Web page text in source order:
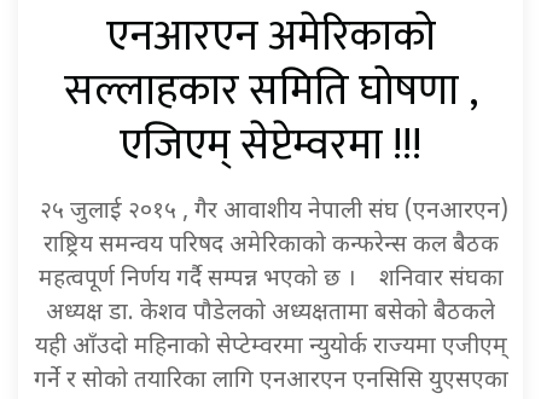
एनआरएन अमेरिकाको
सल्लाहकार समिति घोषणा ,
एजिएम् सेप्टेम्वरमा !!!
२५ जुलाई २०१५ , गैर आवाशीय नेपाली संघ (एनआरएन)
राष्ट्रिय समन्वय परिषद अमेरिकाको कन्फरेन्स कल बैठक
महत्वपूर्ण निर्णय गर्दै सम्पन्न भएको छ । शनिवार संघका
अध्यक्ष डा. केशव पौडेलको अध्यक्षतामा बसेको बैठकले
यही आँउदो महिनाको सेप्टेम्वरमा न्युयोर्क राज्यमा एजीएम्
गर्ने र सोको तयारिका लागि एनआरएन एनसिसि युएसएका